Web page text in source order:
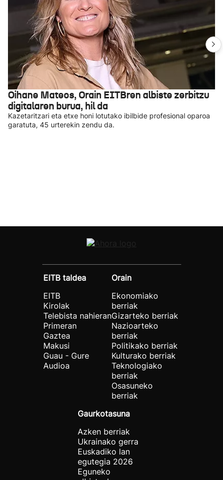
Oihane Mateos, Orain EITBren albiste zerbitzu
digitalaren burua, hil da
Kazetaritzari eta etxe honi lotutako ibilbide profesional oparoa
garatuta, 45 urterekin zendu da.
EITB taldea
EITB
Kirolak
Telebista nahieran
Primeran
Gaztea
Makusi
Guau - Gure
Audioa
Orain
Ekonomiako
berriak
Gizarteko berriak
Nazioarteko
berriak
Politikako berriak
Kulturako berriak
Teknologiako
berriak
Osasuneko
berriak
Gaurkotasuna
Azken berriak
Ukrainako gerra
Euskadiko lan
egutegia 2026
Eguneko